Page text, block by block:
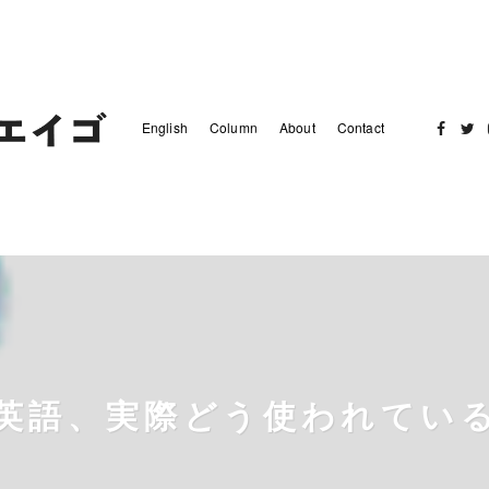
English Column About Contact
語、実際どう使われてい